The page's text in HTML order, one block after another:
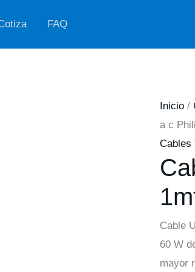
FAQ
Inicio/
a c
Cables
Cable
60 W
mayor